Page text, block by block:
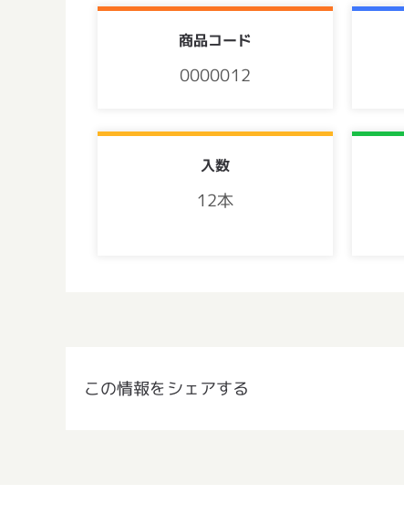
商品コード
0000012
入数
12本
この情報をシェアする